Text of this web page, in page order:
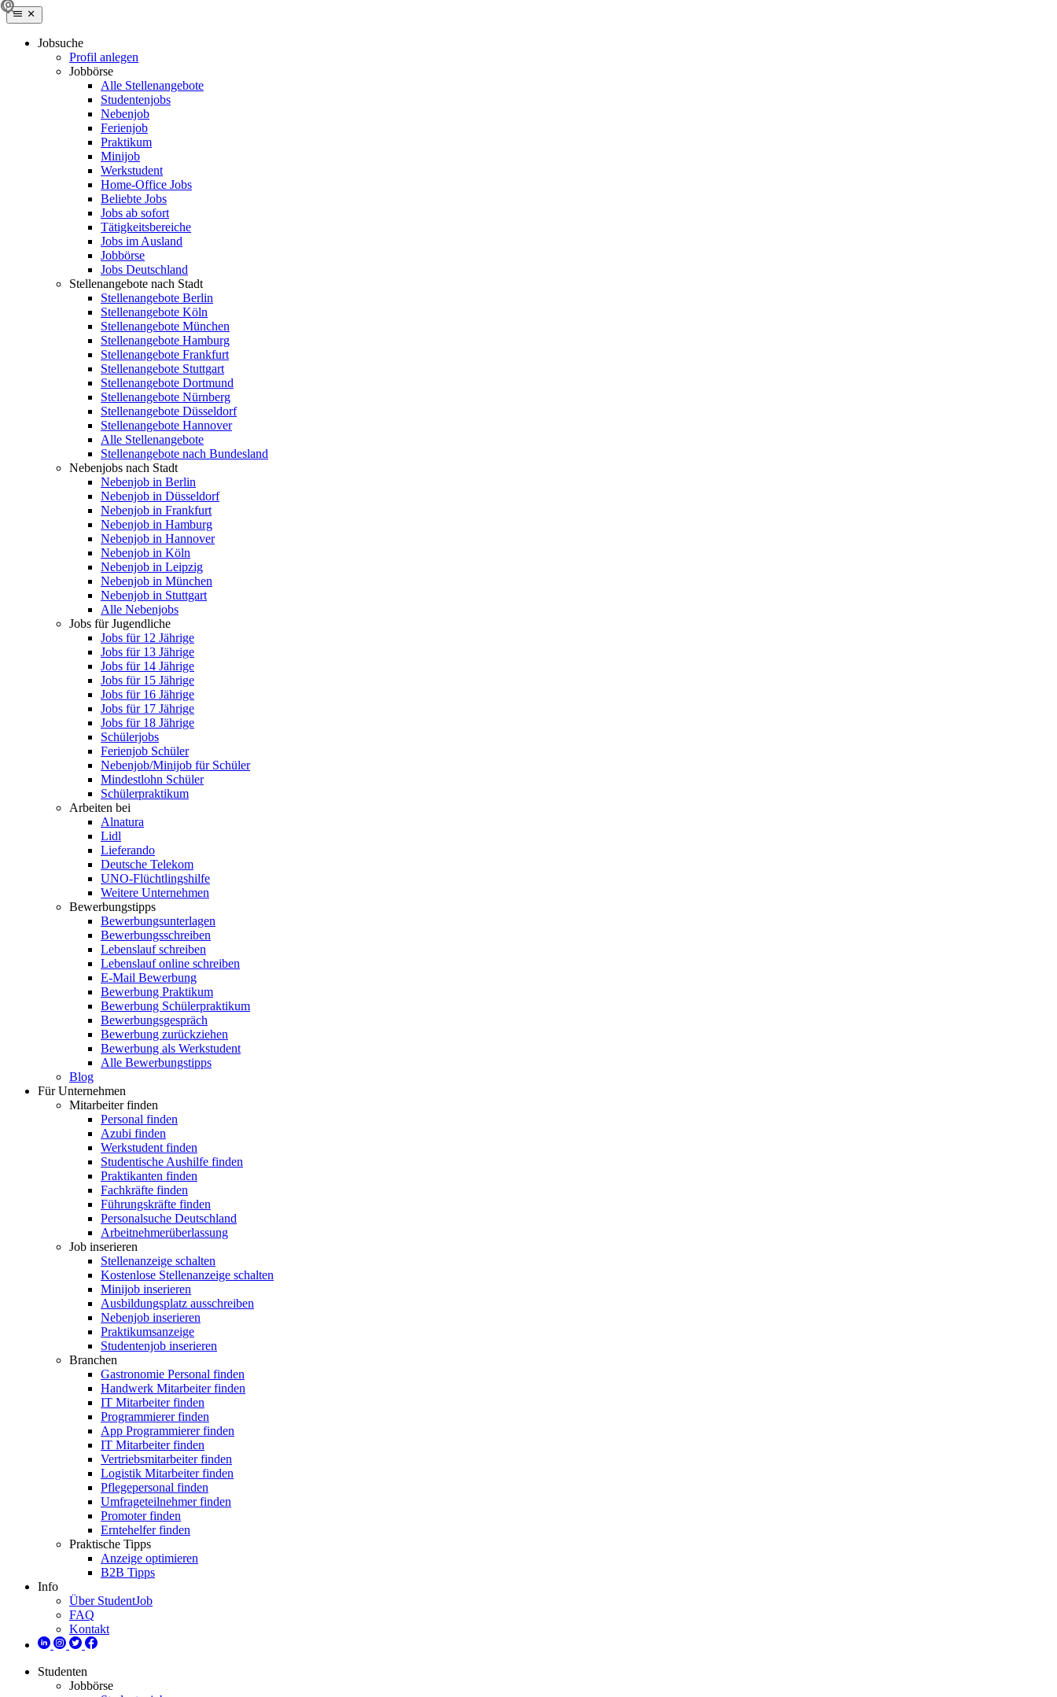
Jobsuche
Profil anlegen
Jobbörse
Alle Stellenangebote
Studentenjobs
Nebenjob
Ferienjob
Praktikum
Minijob
Werkstudent
Home-Office Jobs
Beliebte Jobs
Jobs ab sofort
Tätigkeitsbereiche
Jobs im Ausland
Jobbörse
Jobs Deutschland
Stellenangebote nach Stadt
Stellenangebote Berlin
Stellenangebote Köln
Stellenangebote München
Stellenangebote Hamburg
Stellenangebote Frankfurt
Stellenangebote Stuttgart
Stellenangebote Dortmund
Stellenangebote Nürnberg
Stellenangebote Düsseldorf
Stellenangebote Hannover
Alle Stellenangebote
Stellenangebote nach Bundesland
Nebenjobs nach Stadt
Nebenjob in Berlin
Nebenjob in Düsseldorf
Nebenjob in Frankfurt
Nebenjob in Hamburg
Nebenjob in Hannover
Nebenjob in Köln
Nebenjob in Leipzig
Nebenjob in München
Nebenjob in Stuttgart
Alle Nebenjobs
Jobs für Jugendliche
Jobs für 12 Jährige
Jobs für 13 Jährige
Jobs für 14 Jährige
Jobs für 15 Jährige
Jobs für 16 Jährige
Jobs für 17 Jährige
Jobs für 18 Jährige
Schülerjobs
Ferienjob Schüler
Nebenjob/Minijob für Schüler
Mindestlohn Schüler
Schülerpraktikum
Arbeiten bei
Alnatura
Lidl
Lieferando
Deutsche Telekom
UNO-Flüchtlingshilfe
Weitere Unternehmen
Bewerbungstipps
Bewerbungsunterlagen
Bewerbungsschreiben
Lebenslauf schreiben
Lebenslauf online schreiben
E-Mail Bewerbung
Bewerbung Praktikum
Bewerbung Schülerpraktikum
Bewerbungsgespräch
Bewerbung zurückziehen
Bewerbung als Werkstudent
Alle Bewerbungstipps
Blog
Für Unternehmen
Mitarbeiter finden
Personal finden
Azubi finden
Werkstudent finden
Studentische Aushilfe finden
Praktikanten finden
Fachkräfte finden
Führungskräfte finden
Personalsuche Deutschland
Arbeitnehmerüberlassung
Job inserieren
Stellenanzeige schalten
Kostenlose Stellenanzeige schalten
Minijob inserieren
Ausbildungsplatz ausschreiben
Nebenjob inserieren
Praktikumsanzeige
Studentenjob inserieren
Branchen
Gastronomie Personal finden
Handwerk Mitarbeiter finden
IT Mitarbeiter finden
Programmierer finden
App Programmierer finden
IT Mitarbeiter finden
Vertriebsmitarbeiter finden
Logistik Mitarbeiter finden
Pflegepersonal finden
Umfrageteilnehmer finden
Promoter finden
Erntehelfer finden
Praktische Tipps
Anzeige optimieren
B2B Tipps
Info
Über StudentJob
FAQ
Kontakt
Studenten
Jobbörse